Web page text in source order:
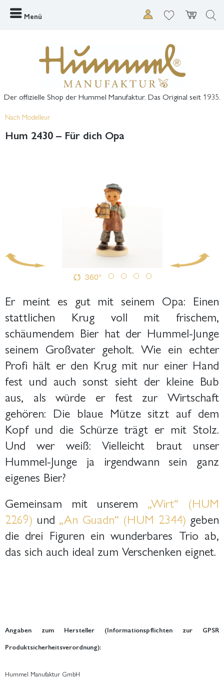
Menü
Der offizielle Shop der Hummel Manufaktur. Das Original seit 1935.
Nach Modelleur
Hum 2430 – Für dich Opa
360°
Er meint es gut mit seinem Opa: Einen
stattlichen Krug voll mit frischem,
schäumendem Bier hat der Hummel-Junge
seinem Großvater geholt. Wie ein echter
Profi hält er den Krug mit nur einer Hand
fest und auch sonst sieht der kleine Bub
aus, als würde er fest zur Wirtschaft
gehören: Die blaue Mütze sitzt auf dem
Kopf und die Schürze trägt er mit Stolz.
Und wer weiß: Vielleicht braut unser
Hummel-Junge ja irgendwann sein ganz
eigenes Bier?
Gemeinsam mit unserem „Wirt“ (HUM
2269) und „An Guadn“ (HUM 2344) geben
die drei Figuren ein wunderbares Trio ab,
das sich auch ideal zum Verschenken eignet.
Angaben zum Hersteller (Informationspflichten zur GPSR
Produktsicherheitsverordnung):
Hummel Manufaktur GmbH